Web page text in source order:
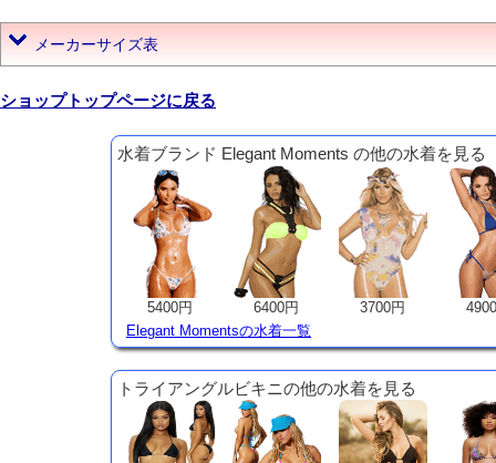
メーカーサイズ表
ショップトップページに戻る
水着ブランド Elegant Moments の他の水着を見る
5400円 6400円 3700円
Elegant Momentsの水着一覧
トライアングルビキニの他の水着を見る